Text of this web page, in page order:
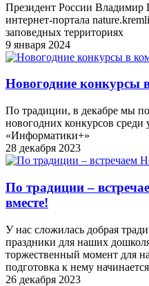
Президент России Владимир
интернет-портала
заповедных территориях
9 января 2024
Новогодние конкурсы
По традиции, в декабре мы
новогодних конкурсов среди
«Информатики+»
28 декабря 2023
По традиции –
вместе!
У нас сложилась добрая
праздники для наших
торжественный момент для
подготовка к нему
26 декабря 2023